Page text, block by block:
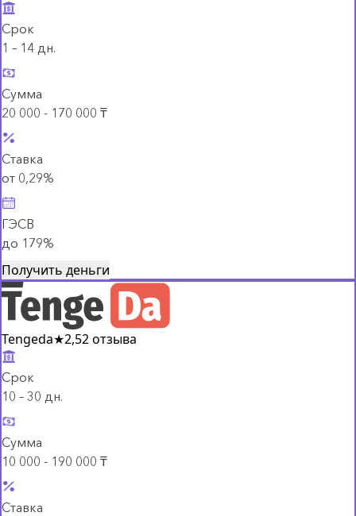
Срок
1 – 14 дн.
Сумма
20 000 - 170 000 ₸
Ставка
от 0,29%
ГЭСВ
до 179%
Получить деньги
Tengeda★2,52 отзыва
Срок
10 – 30 дн.
Сумма
10 000 - 190 000 ₸
Ставка